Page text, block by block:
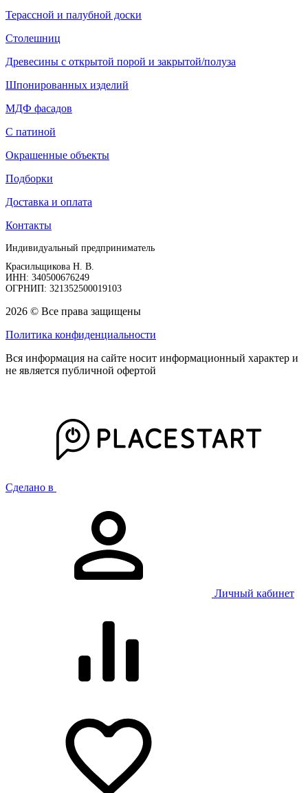
Терассной и палубной доски
Столешниц
Древесины с открытой порой и закрытой/полуза
Шпонированных изделий
МДФ фасадов
С патиной
Окрашенные объекты
Подборки
Доставка и оплата
Контакты
Индивидуальный предприниматель
Красильщикова Н. В.
ИНН: 340500676249
ОГРНИП: 321352500019103
2026 © Все права защищены
Политика конфиденциальности
Вся информация на сайте носит информационный характер и
не является публичной офертой
Сделано в
Личный кабинет